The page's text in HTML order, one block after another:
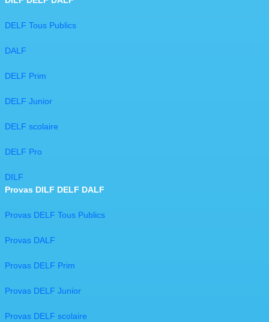
DELF Tous Publics
DALF
DELF Prim
DELF Junior
DELF scolaire
DELF Pro
DILF​​
Provas DILF DELF DALF
Provas DELF Tous Publics
Provas DALF
Provas DELF Prim
Provas DELF Junior
Provas DELF scolaire